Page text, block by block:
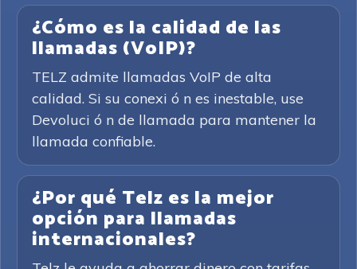
¿Cómo es la calidad de las
llamadas (VoIP)?
TELZ admite llamadas VoIP de alta
calidad. Si su conexi ó n es inestable, use
Devoluci ó n de llamada para mantener la
llamada confiable.
¿Por qué Telz es la mejor
opción para llamadas
internacionales?